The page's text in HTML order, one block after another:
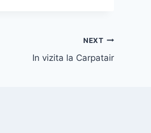
NEXT
In vizita la Carpatair